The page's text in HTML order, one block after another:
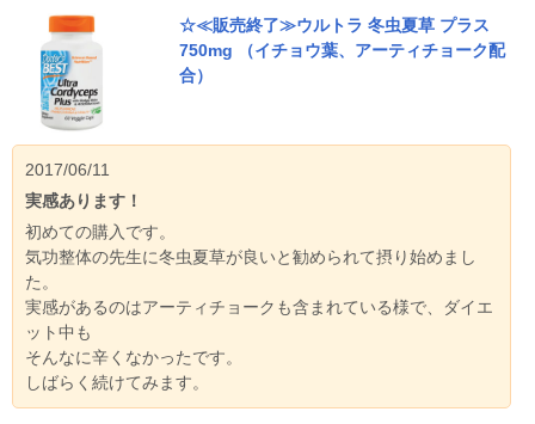
☆≪販売終了≫ウルトラ 冬虫夏草 プラス
750mg （イチョウ葉、アーティチョーク配
合）
2017/06/11
実感あります！
初めての購入です。
気功整体の先生に冬虫夏草が良いと勧められて摂り始めまし
た。
実感があるのはアーティチョークも含まれている様で、ダイエ
ット中も
そんなに辛くなかったです。
しばらく続けてみます。